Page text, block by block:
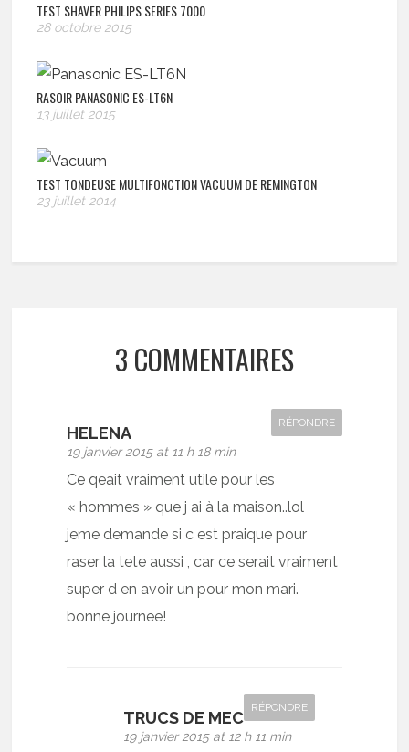
TEST SHAVER PHILIPS SERIES 7000
28 octobre 2015
RASOIR PANASONIC ES-LT6N
13 juillet 2015
TEST TONDEUSE MULTIFONCTION VACUUM DE REMINGTON
23 juillet 2014
3 COMMENTAIRES
HELENA
19 janvier 2015 at 11 h 18 min
RÉPONDRE
Ce qeait vraiment utile pour les
« hommes » que j ai à la maison..lol
jeme demande si c est praique pour
raser la tete aussi , car ce serait vraiment
super d en avoir un pour mon mari.
bonne journee!
TRUCS DE MEC
19 janvier 2015 at 12 h 11 min
RÉPONDRE